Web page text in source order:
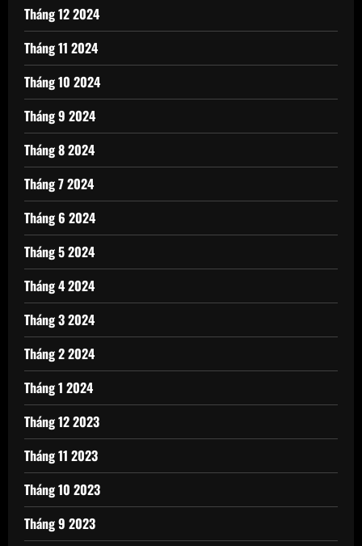
Tháng 12 2024
Tháng 11 2024
Tháng 10 2024
Tháng 9 2024
Tháng 8 2024
Tháng 7 2024
Tháng 6 2024
Tháng 5 2024
Tháng 4 2024
Tháng 3 2024
Tháng 2 2024
Tháng 1 2024
Tháng 12 2023
Tháng 11 2023
Tháng 10 2023
Tháng 9 2023